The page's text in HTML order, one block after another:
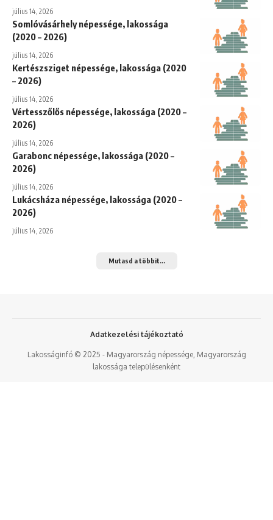
július 14, 2026
Somlóvásárhely népessége, lakossága
(2020 – 2026)
július 14, 2026
Kertészsziget népessége, lakossága (2020
– 2026)
július 14, 2026
Vértesszőlős népessége, lakossága (2020 –
2026)
július 14, 2026
Garabonc népessége, lakossága (2020 –
2026)
július 14, 2026
Lukácsháza népessége, lakossága (2020 –
2026)
július 14, 2026
Mutasd a többit...
Lakosságinfó © 2025 - Magyarország népessége, Magyarország
lakossága településenként
Adatkezelési tájékoztató